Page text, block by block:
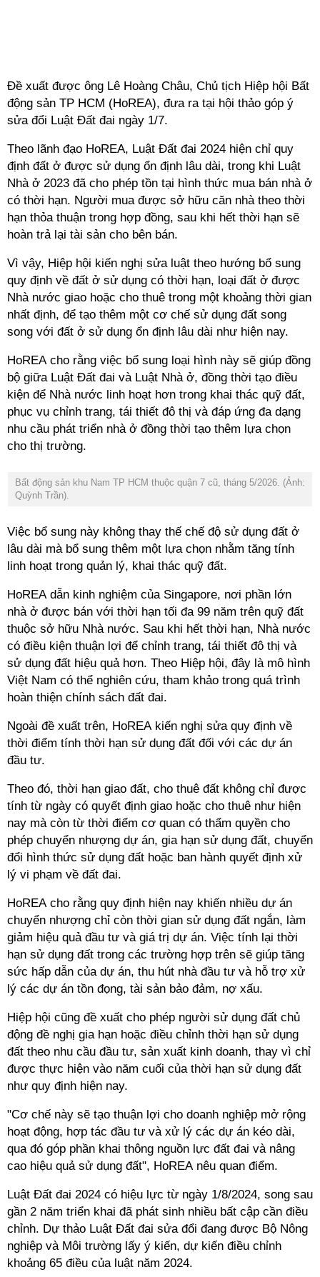
Đề xuất được ông Lê Hoàng Châu, Chủ tịch Hiệp hội Bất
động sản TP HCM (HoREA), đưa ra tại hội thảo góp ý
sửa đổi Luật Đất đai ngày 1/7.
Theo lãnh đạo HoREA, Luật Đất đai 2024 hiện chỉ quy
định đất ở được sử dụng ổn định lâu dài, trong khi Luật
Nhà ở 2023 đã cho phép tồn tại hình thức mua bán nhà ở
có thời hạn. Người mua được sở hữu căn nhà theo thời
hạn thỏa thuận trong hợp đồng, sau khi hết thời hạn sẽ
hoàn trả lại tài sản cho bên bán.
Vì vậy, Hiệp hội kiến nghị sửa luật theo hướng bổ sung
quy định về đất ở sử dụng có thời hạn, loại đất ở được
Nhà nước giao hoặc cho thuê trong một khoảng thời gian
nhất định, để tạo thêm một cơ chế sử dụng đất song
song với đất ở sử dụng ổn định lâu dài như hiện nay.
HoREA cho rằng việc bổ sung loại hình này sẽ giúp đồng
bộ giữa Luật Đất đai và Luật Nhà ở, đồng thời tạo điều
kiện để Nhà nước linh hoạt hơn trong khai thác quỹ đất,
phục vụ chỉnh trang, tái thiết đô thị và đáp ứng đa dạng
nhu cầu phát triển nhà ở đồng thời tạo thêm lựa chọn
cho thị trường.
Bất động sản khu Nam TP HCM thuộc quận 7 cũ, tháng 5/2026. (Ảnh:
Quỳnh Trần).
Việc bổ sung này không thay thế chế độ sử dụng đất ở
lâu dài mà bổ sung thêm một lựa chọn nhằm tăng tính
linh hoạt trong quản lý, khai thác quỹ đất.
HoREA dẫn kinh nghiệm của Singapore, nơi phần lớn
nhà ở được bán với thời hạn tối đa 99 năm trên quỹ đất
thuộc sở hữu Nhà nước. Sau khi hết thời hạn, Nhà nước
có điều kiện thuận lợi để chỉnh trang, tái thiết đô thị và
sử dụng đất hiệu quả hơn. Theo Hiệp hội, đây là mô hình
Việt Nam có thể nghiên cứu, tham khảo trong quá trình
hoàn thiện chính sách đất đai.
Ngoài đề xuất trên, HoREA kiến nghị sửa quy định về
thời điểm tính thời hạn sử dụng đất đối với các dự án
đầu tư.
Theo đó, thời hạn giao đất, cho thuê đất không chỉ được
tính từ ngày có quyết định giao hoặc cho thuê như hiện
nay mà còn từ thời điểm cơ quan có thẩm quyền cho
phép chuyển nhượng dự án, gia hạn sử dụng đất, chuyển
đổi hình thức sử dụng đất hoặc ban hành quyết định xử
lý vi phạm về đất đai.
HoREA cho rằng quy định hiện nay khiến nhiều dự án
chuyển nhượng chỉ còn thời gian sử dụng đất ngắn, làm
giảm hiệu quả đầu tư và giá trị dự án. Việc tính lại thời
hạn sử dụng đất trong các trường hợp trên sẽ giúp tăng
sức hấp dẫn của dự án, thu hút nhà đầu tư và hỗ trợ xử
lý các dự án tồn đọng, tài sản bảo đảm, nợ xấu.
Hiệp hội cũng đề xuất cho phép người sử dụng đất chủ
động đề nghị gia hạn hoặc điều chỉnh thời hạn sử dụng
đất theo nhu cầu đầu tư, sản xuất kinh doanh, thay vì chỉ
được thực hiện vào năm cuối của thời hạn sử dụng đất
như quy định hiện nay.
"Cơ chế này sẽ tạo thuận lợi cho doanh nghiệp mở rộng
hoạt động, hợp tác đầu tư và xử lý các dự án kéo dài,
qua đó góp phần khai thông nguồn lực đất đai và nâng
cao hiệu quả sử dụng đất", HoREA nêu quan điểm.
Luật Đất đai 2024 có hiệu lực từ ngày 1/8/2024, song sau
gần 2 năm triển khai đã phát sinh nhiều bất cập cần điều
chỉnh. Dự thảo Luật Đất đai sửa đổi đang được Bộ Nông
nghiệp và Môi trường lấy ý kiến, dự kiến điều chỉnh
khoảng 65 điều của luật năm 2024.